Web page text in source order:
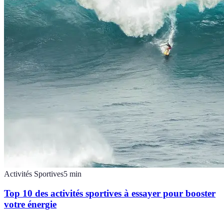
Activités Sportives5 min
Top 10 des activités sportives à essayer pour booster
votre énergie